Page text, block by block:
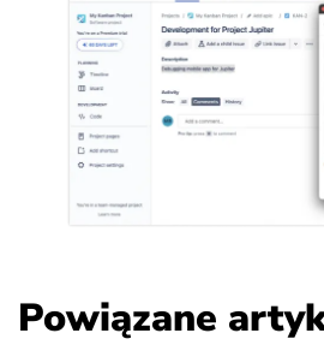
Powiązane